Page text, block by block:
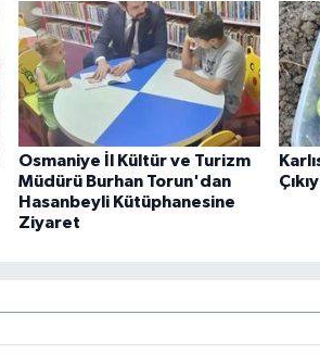
Osmaniye İl Kültür ve Turizm
Müdürü Burhan Torun'dan
Hasanbeyli Kütüphanesine
Ziyaret